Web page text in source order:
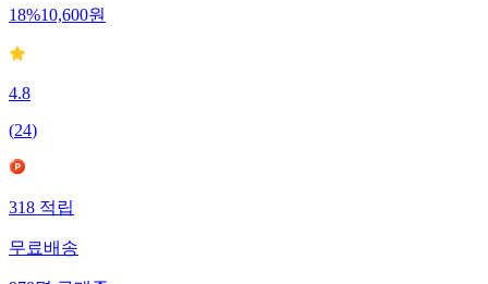
18%10,600원
4.8
(24)
318적립
무료배송